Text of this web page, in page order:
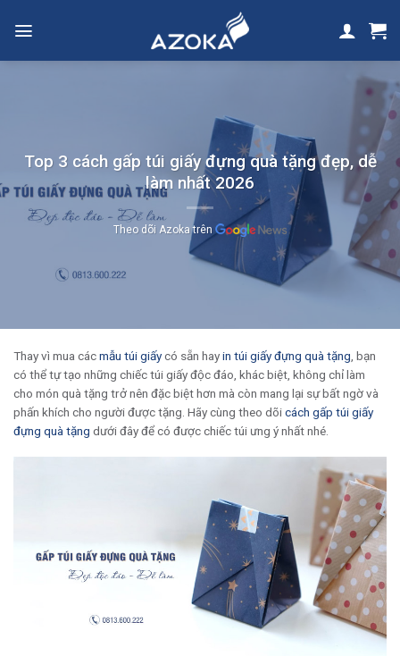
Top 3 cách gấp túi giấy đựng quà tặng đẹp, dễ
làm nhất 2026
Theo dõi Azoka trên
Thay vì mua cácmẫu túi giấycó sẵn hayin túi giấy đựng quà tặng, bạn
có thể tự tạo những chiếc túi giấy độc đáo, khác biệt, không chỉ làm
cho món quà tặng trở nên đặc biệt hơn mà còn mang lại sự bất ngờ và
phấn khích cho người được tặng. Hãy cùng theo dõicách gấp túi giấy
đựng quà tặng dưới đây để có được chiếc túi ưng ý nhất nhé.